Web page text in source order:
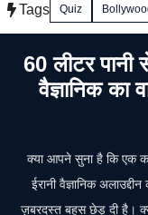
Tags Quiz
60 लीटर पानी
वैज्ञानिक का
क्या आपने सुना है कि एक
ईरानी वैज्ञानिक
ज़बरदस्त बहस छेड़ दी है।